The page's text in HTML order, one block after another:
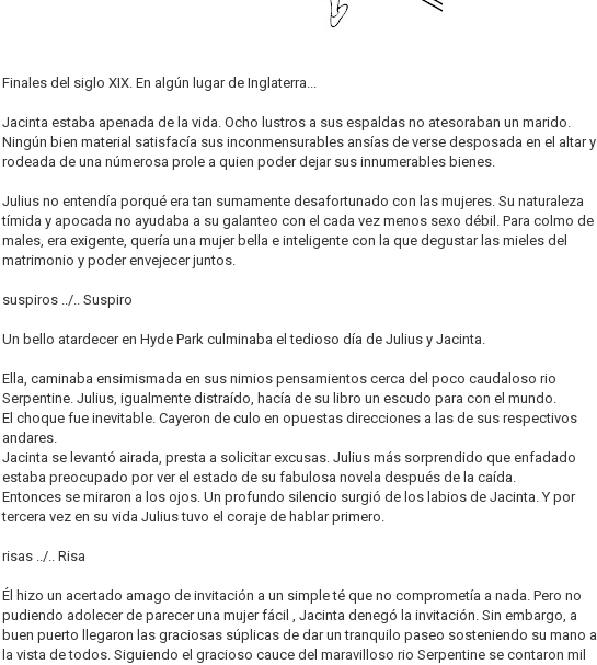
Finales del siglo XIX. En algún lugar de Inglaterra...
Jacinta estaba apenada de la vida. Ocho lustros a sus espaldas no atesoraban un marido.
Ningún bien material satisfacía sus inconmensurables ansías de verse desposada en el altar y
rodeada de una númerosa prole a quien poder dejar sus innumerables bienes.
Julius no entendía porqué era tan sumamente desafortunado con las mujeres. Su naturaleza
tímida y apocada no ayudaba a su galanteo con el cada vez menos sexo débil. Para colmo de
males, era exigente, quería una mujer bella e inteligente con la que degustar las mieles del
matrimonio y poder envejecer juntos.
suspiros ../.. Suspiro
Un bello atardecer en Hyde Park culminaba el tedioso día de Julius y Jacinta.
Ella, caminaba ensimismada en sus nimios pensamientos cerca del poco caudaloso rio
Serpentine. Julius, igualmente distraído, hacía de su libro un escudo para con el mundo.
El choque fue inevitable. Cayeron de culo en opuestas direcciones a las de sus respectivos
andares.
Jacinta se levantó airada, presta a solicitar excusas. Julius más sorprendido que enfadado
estaba preocupado por ver el estado de su fabulosa novela después de la caída.
Entonces se miraron a los ojos. Un profundo silencio surgió de los labios de Jacinta. Y por
tercera vez en su vida Julius tuvo el coraje de hablar primero.
risas ../.. Risa
Él hizo un acertado amago de invitación a un simple té que no comprometía a nada. Pero no
pudiendo adolecer de parecer una mujer fácil , Jacinta denegó la invitación. Sin embargo, a
buen puerto llegaron las graciosas súplicas de dar un tranquilo paseo sosteniendo su mano a
la vista de todos. Siguiendo el gracioso cauce del maravilloso rio Serpentine se contaron mil